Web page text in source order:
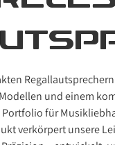
und einem
für
verkörpert unsere